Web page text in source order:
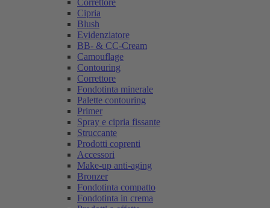
Correttore
Cipria
Blush
Evidenziatore
BB- & CC-Cream
Camouflage
Contouring
Correttore
Fondotinta minerale
Palette contouring
Primer
Spray e cipria fissante
Struccante
Prodotti coprenti
Accessori
Make-up anti-aging
Bronzer
Fondotinta compatto
Fondotinta in crema